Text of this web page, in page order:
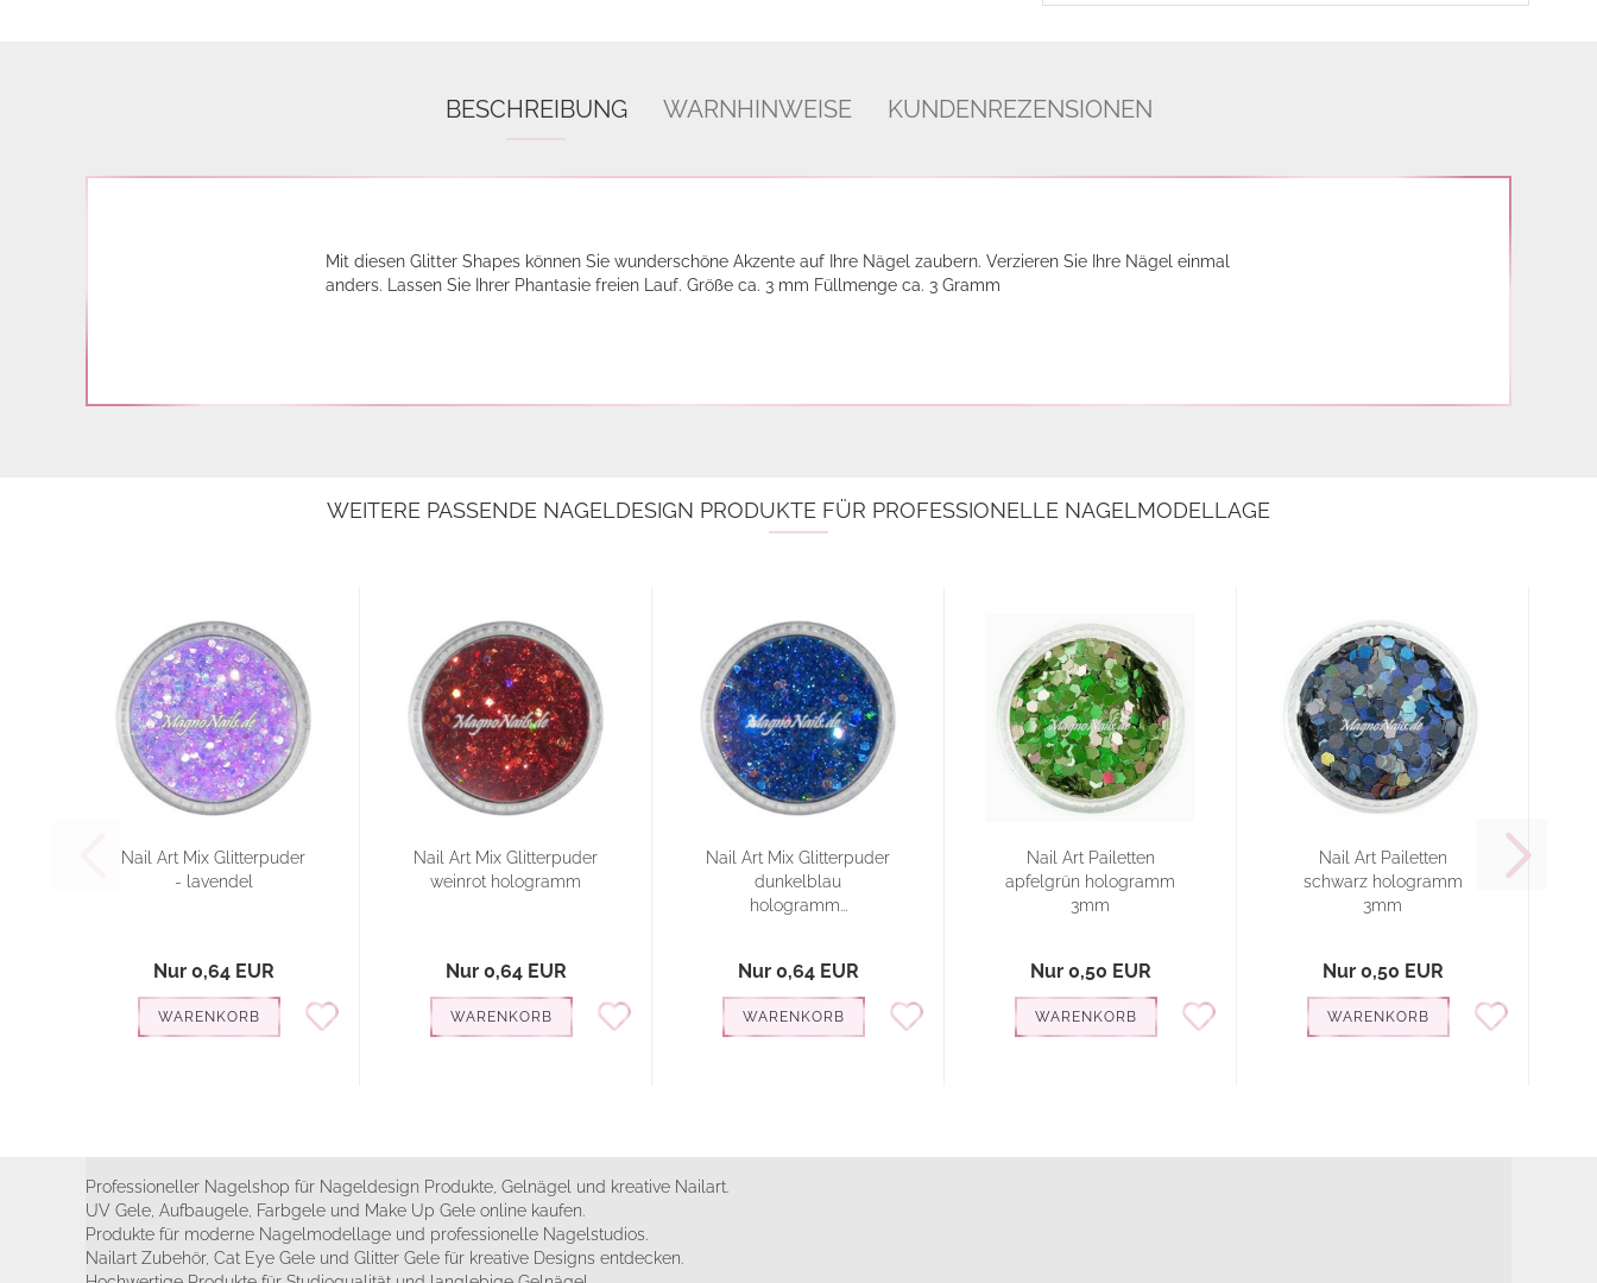
BESCHREIBUNG WARNHINWEISE KUNDENREZENSIONEN
Mit diesen Glitter Shapes können Sie wunderschöne Akzente auf Ihre Nägel zaubern. Verzieren Sie Ihre Nägel einmal
anders. Lassen Sie Ihrer Phantasie freien Lauf. Größe ca. 3 mm Füllmenge ca. 3 Gramm
WEITERE PASSENDE NAGELDESIGN PRODUKTE FÜR PROFESSIONELLE NAGELMODELLAGE
Nail Art Mix Glitterpuder
- lavendel
Nur 0,64 EUR
WARENKORB
Nail Art Mix Glitterpuder
weinrot hologramm
Nur 0,64 EUR
WARENKORB
Nail Art Mix Glitterpuder
dunkelblau
hologramm...
Nur 0,64 EUR
WARENKORB
Nail Art Pailetten
apfelgrün hologramm
3mm
Nur 0,50 EUR
WARENKORB
Nail Art Pailetten
schwarz hologramm
3mm
Nur 0,50 EUR
WARENKORB
Professioneller Nagelshop für Nageldesign Produkte, Gelnägel und kreative Nailart.
UV Gele, Aufbaugele, Farbgele und Make Up Gele online kaufen.
Produkte für moderne Nagelmodellage und professionelle Nagelstudios.
Nailart Zubehör, Cat Eye Gele und Glitter Gele für kreative Designs entdecken.